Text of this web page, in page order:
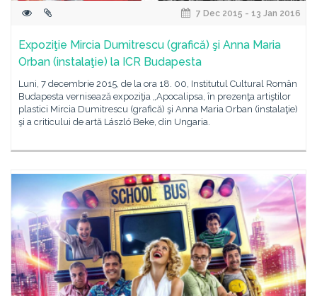
7 Dec 2015 - 13 Jan 2016
Expoziţie Mircia Dumitrescu (grafică) şi Anna Maria
Orban (instalaţie) la ICR Budapesta
Luni, 7 decembrie 2015, de la ora 18. 00, Institutul Cultural Român
Budapesta vernisează expoziţia „Apocalipsa, în prezenţa artiştilor
plastici Mircia Dumitrescu (grafică) şi Anna Maria Orban (instalaţie)
şi a criticului de artă László Beke, din Ungaria.